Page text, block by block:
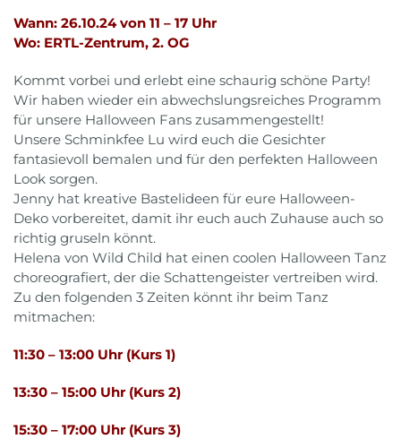
Wann: 26.10.24 von 11 – 17 Uhr
Wo: ERTL-Zentrum, 2. OG
Kommt vorbei und erlebt eine schaurig schöne Party!
Wir haben wieder ein abwechslungsreiches Programm
für unsere Halloween Fans zusammengestellt!
Unsere Schminkfee Lu wird euch die Gesichter
fantasievoll bemalen und für den perfekten Halloween
Look sorgen.
Jenny hat kreative Bastelideen für eure Halloween-
Deko vorbereitet, damit ihr euch auch Zuhause auch so
richtig gruseln könnt.
Helena von Wild Child hat einen coolen Halloween Tanz
choreografiert, der die Schattengeister vertreiben wird.
Zu den folgenden 3 Zeiten könnt ihr beim Tanz
mitmachen:
11:30 – 13:00 Uhr (Kurs 1)
13:30 – 15:00 Uhr (Kurs 2)
15:30 – 17:00 Uhr (Kurs 3)